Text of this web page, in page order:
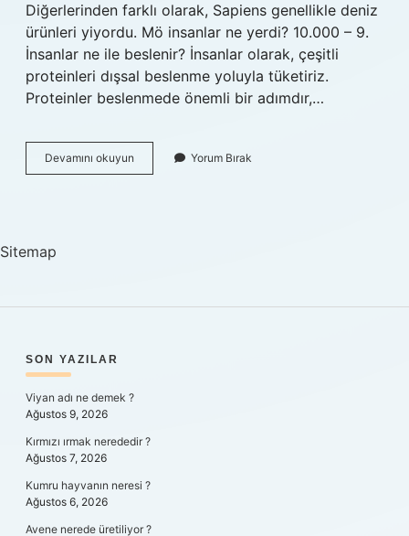
Diğerlerinden farklı olarak, Sapiens genellikle deniz
ürünleri yiyordu. Mö insanlar ne yerdi? 10.000 – 9.
İnsanlar ne ile beslenir? İnsanlar olarak, çeşitli
proteinleri dışsal beslenme yoluyla tüketiriz.
Proteinler beslenmede önemli bir adımdır,…
Devamını okuyun
Insanlar
Yorum Bırak
Sitemap
SIDEBAR
SON YAZILAR
Viyan adı ne demek ?
Ağustos 9, 2026
Kırmızı ırmak nerededir ?
Ağustos 7, 2026
Kumru hayvanın neresi ?
Ağustos 6, 2026
Avene nerede üretiliyor ?